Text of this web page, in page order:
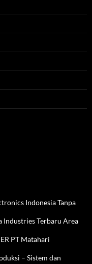
Indonesia Tanpa
Industries Terbaru Area
PT Matahari
– Sistem dan